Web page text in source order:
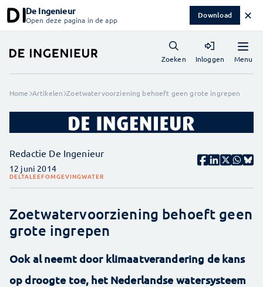
De Ingenieur
Open deze pagina in de app Download ✕
Menu
Zoeken Inloggen
Home Artikelen Zoetwatervoorziening behoeft geen grote ingrepen
Redactie De Ingenieur
12 juni 2014
DELTALEEFOMGEVINGWATER
Zoetwatervoorziening behoeft geen
grote ingrepen
Ook al neemt door klimaatverandering de kans
op droogte toe, het Nederlandse watersysteem